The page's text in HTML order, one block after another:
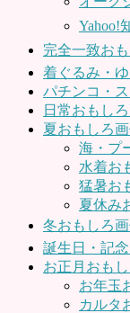
Yahoo!
完全一致お
着ぐるみ・
パチンコ・
日常おもし
夏おもしろ
海・プ
水着お
猛暑お
夏休み
冬おもしろ
誕生日・記
お正月おも
お年玉
カルタ